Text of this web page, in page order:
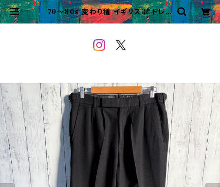
70〜80s 変わり種 イギリス軍 ドレス
パンツ ミリタリースラックス ユーロ